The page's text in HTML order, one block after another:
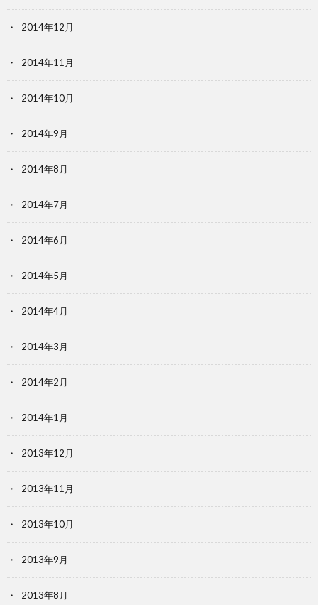
2014年12月
2014年11月
2014年10月
2014年9月
2014年8月
2014年7月
2014年6月
2014年5月
2014年4月
2014年3月
2014年2月
2014年1月
2013年12月
2013年11月
2013年10月
2013年9月
2013年8月